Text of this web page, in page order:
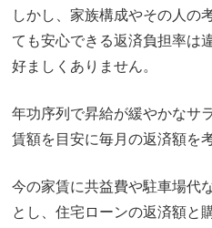
しかし、家族構成やその人の
ても安心できる返済負担率は
好ましくありません。
年功序列で昇給が緩やかなサ
賃額を目安に毎月の返済額を
今の家賃に共益費や駐車場代
とし、住宅ローンの返済額と